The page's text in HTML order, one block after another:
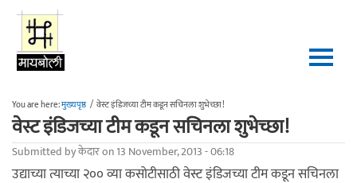
Skip to main content
You are here:मुख्यपृष्ठ / वेस्ट इंडिजच्या टीम कडून सचिनला शुभेच्छा!
वेस्ट इंडिजच्या टीम कडून सचिनला शुभेच्छा!
Submitted byकेदारon 13 November, 2013 - 06:18
उद्याच्या त्याच्या २०० व्या कसोटीसाठी वेस्ट इंडिजच्या टीम कडून सचिनला